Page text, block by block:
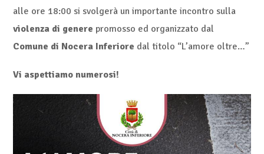
alle ore 18:00 si svolgerà un importante incontro sulla
violenza di genere promosso ed organizzato dal
Comune di Nocera Inferiore dal titolo “L’amore oltre…”
Vi aspettiamo numerosi!